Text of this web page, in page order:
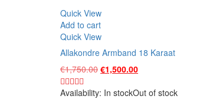
Quick View
Add to cart
Quick View
Allakondre Armband 18 Karaat
€1,750.00 Original
was:
€1,500.00Current
is:
Availability: In stockOut of stock